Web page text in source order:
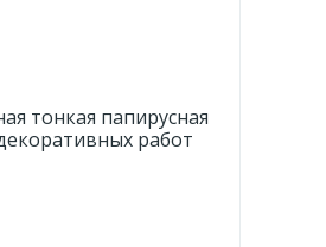
тонкая папирусная
работ